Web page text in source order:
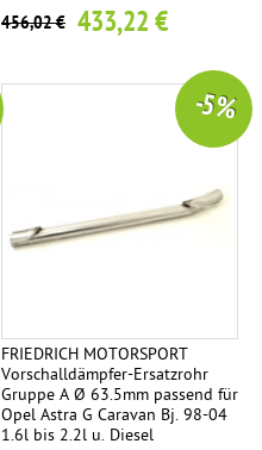
456,02 € 433,22 €
FRIEDRICH MOTORSPORT
Vorschalldämpfer-Ersatzrohr
Gruppe A Ø 63.5mm passend für
Opel Astra G Caravan Bj. 98-04
1.6l bis 2.2l u. Diesel
-5 %